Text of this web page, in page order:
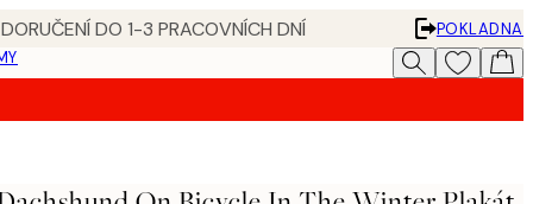
DO 1-3 PRACOVNÍCH DNÍ
POKLADNA